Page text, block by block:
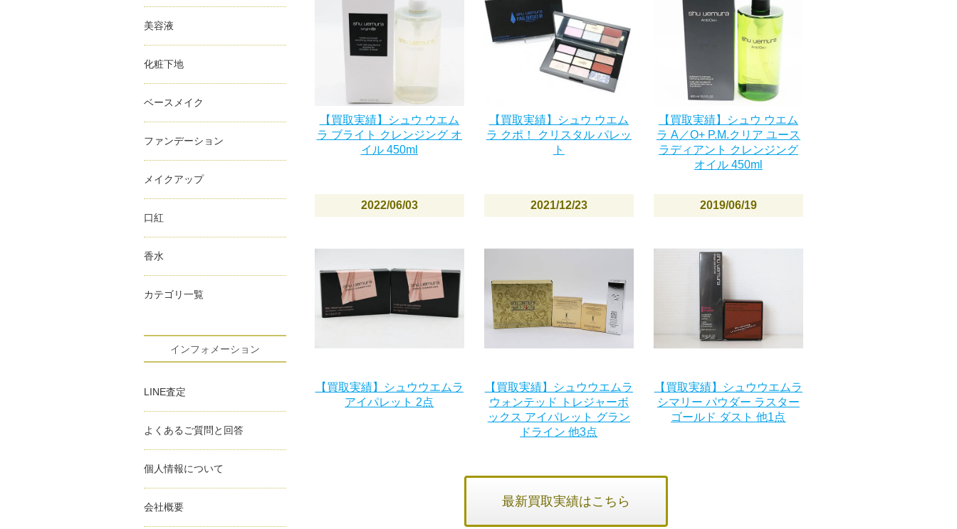
【買取実績】シュウ ウエム
ラ ブライト クレンジング オ
イル 450ml
【買取実績】シュウ ウエム
ラ クポ！ クリスタル パレッ
ト
【買取実績】シュウ ウエム
ラ A／O+ P.M.クリア ユース
ラディアント クレンジング
オイル 450ml
2022/06/03
【買取実績】シュウウエムラ
アイパレット 2点
2021/12/23
【買取実績】シュウウエムラ
ウォンテッド トレジャーボ
ックス アイパレット グラン
ドライン 他3点
2019/06/19
【買取実績】シュウウエムラ
シマリー パウダー ラスター
ゴールド ダスト 他1点
最新買取実績はこちら
美容液
化粧下地
ベースメイク
ファンデーション
メイクアップ
口紅
香水
カテゴリ一覧
インフォメーション
LINE査定
よくあるご質問と回答
個人情報について
会社概要